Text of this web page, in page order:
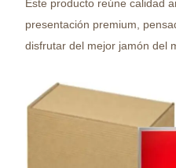
Este producto reúne calidad
presentación premium,
disfrutar del mejor jamón del